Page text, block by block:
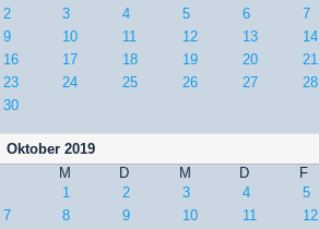
2
3 4 5 6 7
9
10 11 12 13 14
16
17 18 19 20 21
23
24 25 26 27 28
30
Oktober 2019
M
D M D F
1
2 3 4 5
7
8 9 10 11 12